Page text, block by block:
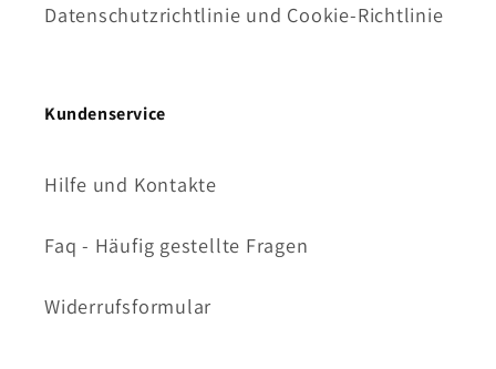
Datenschutzrichtlinie und Cookie-Richtlinie
Kundenservice
Hilfe und Kontakte
Faq - Häufig gestellte Fragen
Widerrufsformular